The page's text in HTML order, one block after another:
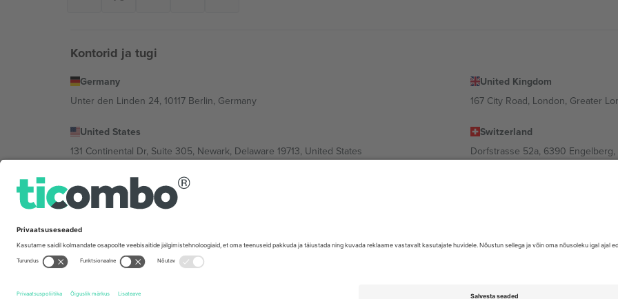
Kontorid ja tugi
Germany
Unter den Linden 24, 10117 Berlin, Germany
United Kingdom
167 City Road, London, Greater
United States
131 Continental Dr, Suite 305, Newark, Delaware 19713, United States
Switzerland
Dorfstrasse 52a, 6390
Bulgaria
Regus Sofia City West, bul Totleben 53-55, 1606 Sofia, Bulgaria
Mexico
Av Chapultepec 360, Roma Norte, Cuauhtémoc, 06700 Ciudad de México, CDMX, Mexico
Tingimused.© 2026 Ticombo. Kõik õigused kaitstud.